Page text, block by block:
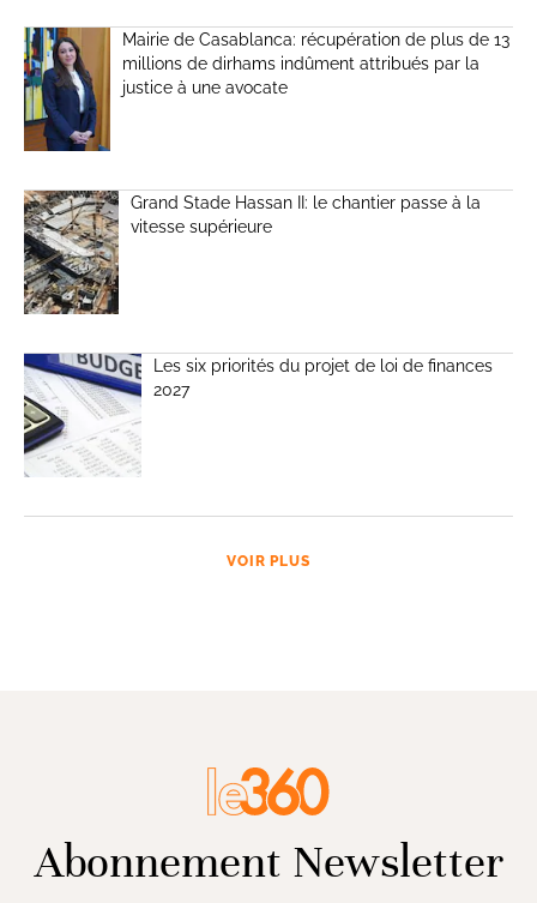
Mairie de Casablanca: récupération de plus de 13
millions de dirhams indûment attribués par la
justice à une avocate
Grand Stade Hassan II: le chantier passe à la
vitesse supérieure
Les six priorités du projet de loi de finances
2027
VOIR PLUS
Abonnement Newsletter